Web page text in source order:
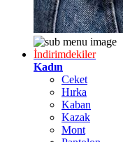
İndirimdekiler
Kadın
Ceket
Hırka
Kaban
Kazak
Mont